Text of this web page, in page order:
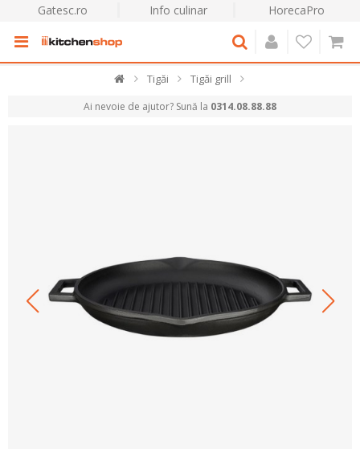
Gatesc.ro Info culinar HorecaPro
Tigăi Tigăi grill
Ai nevoie de ajutor? Sună la 0314.08.88.88